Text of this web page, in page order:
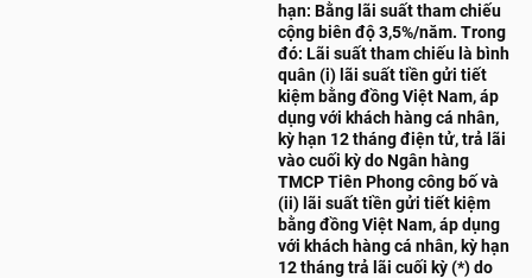
hạn: Bằng lãi suất tham chiếu
cộng biên độ 3,5%/năm. Trong
đó: Lãi suất tham chiếu là bình
quân (i) lãi suất tiền gửi tiết
kiệm bằng đồng Việt Nam, áp
dụng với khách hàng cá nhân,
kỳ hạn 12 tháng điện tử, trả lãi
vào cuối kỳ do Ngân hàng
TMCP Tiên Phong công bố và
(ii) lãi suất tiền gửi tiết kiệm
bằng đồng Việt Nam, áp dụng
với khách hàng cá nhân, kỳ hạn
12 tháng trả lãi cuối kỳ (*) do